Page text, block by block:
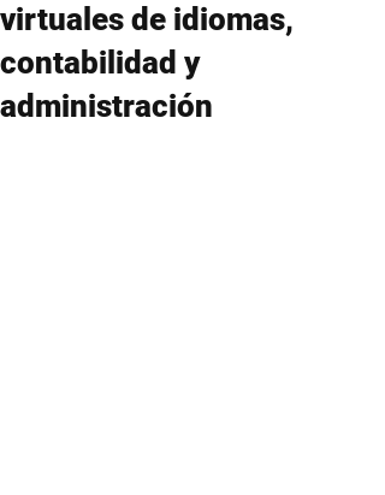
virtuales de idiomas,
contabilidad y
administración